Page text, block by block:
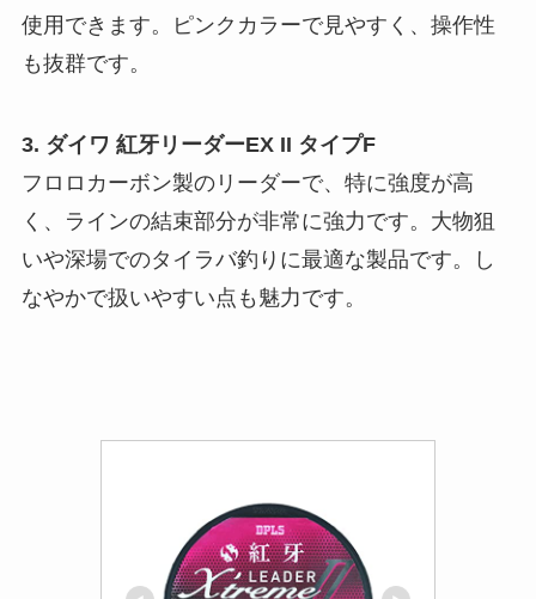
使用できます。ピンクカラーで見やすく、操作性
も抜群です。
3. ダイワ 紅牙リーダーEX II タイプF
フロロカーボン製のリーダーで、特に強度が高
く、ラインの結束部分が非常に強力です。大物狙
いや深場でのタイラバ釣りに最適な製品です。し
なやかで扱いやすい点も魅力です。